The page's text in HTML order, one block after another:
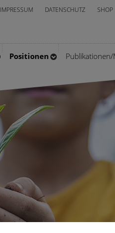
IMPRESSUM DATENSCHUTZ SHOP
Positionen